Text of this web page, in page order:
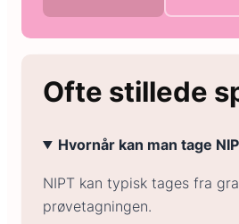
Ofte stillede
Hvornår kan man tage
NIPT kan typisk tages fra
prøvetagningen.